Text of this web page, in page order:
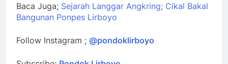
Baca Juga; Sejarah Langgar Angkring; Cikal Bakal
Bangunan Ponpes Lirboyo
Follow Instagram ; @pondoklirboyo